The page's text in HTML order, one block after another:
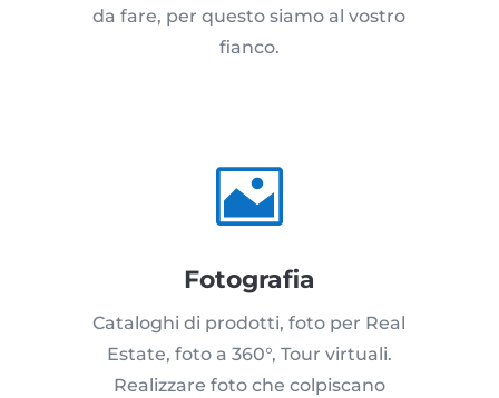
da fare, per questo siamo al vostro
fianco.

Fotografia
Cataloghi di prodotti, foto per Real
Estate, foto a 360°, Tour virtuali.
Realizzare foto che colpiscano